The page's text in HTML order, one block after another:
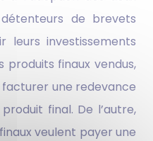
de brevets
leurs investissements
finaux vendus,
une redevance
final. De l’autre,
veulent payer une